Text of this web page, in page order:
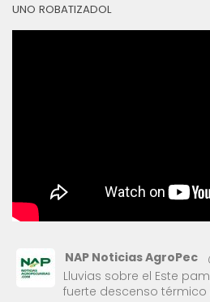
UNO ROBATIZADOL
NAP Noticias AgroPec
Lluvias sobre el Este
fuerte descenso térmico